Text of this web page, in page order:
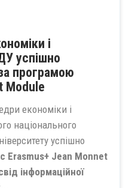
і
успішно
програмою
Module
економіки і
національного
успішно
Erasmus+ Jean Monnet
інформаційної